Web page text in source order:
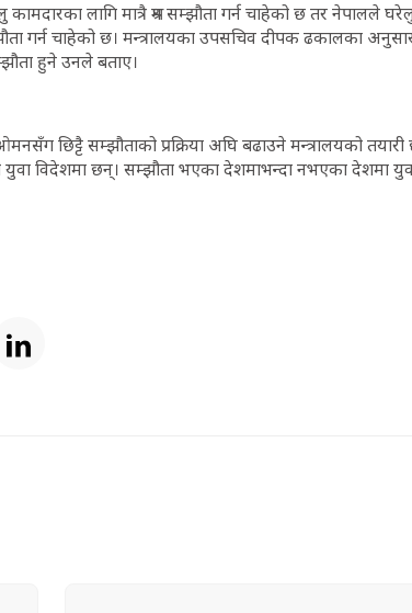
लागि मात्रै श्रम सम्झौता गर्न चाहेको छ तर नेपालले
गर्न चाहेको छ। मन्त्रालयका उपसचिव दीपक ढकालका
हुने उनले बताए।
छिट्टै सम्झौताको प्रक्रिया अघि बढाउने मन्त्रालयको
युवा विदेशमा छन्। सम्झौता भएका देशमाभन्दा नभएका देशमा